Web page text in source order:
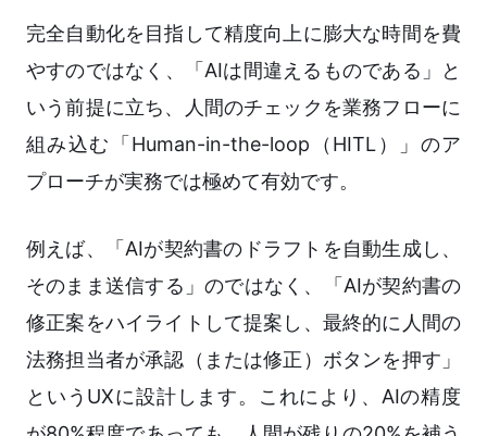
完全自動化を目指して精度向上に膨大な時間を費
やすのではなく、「AIは間違えるものである」と
いう前提に立ち、人間のチェックを業務フローに
組み込む「Human-in-the-loop（HITL）」のア
プローチが実務では極めて有効です。
例えば、「AIが契約書のドラフトを自動生成し、
そのまま送信する」のではなく、「AIが契約書の
修正案をハイライトして提案し、最終的に人間の
法務担当者が承認（または修正）ボタンを押す」
というUXに設計します。これにより、AIの精度